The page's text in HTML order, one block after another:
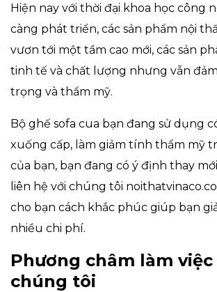
Hiện nay với thời đại khoa học công
càng phát triển, các sản phẩm nội
vươn tới một tầm cao mới, các sản
tinh tế và chất lượng nhưng vẫn
trọng và thẩm mỹ.
Bộ ghế sofa cua bạn đang sử dụng
xuống cấp, làm giảm tính thẩm mỹ
của bạn, bạn đang có ý định thay
liên hệ với chúng tôi
cho bạn cách khắc phúc giúp bạn
nhiều chi phí.
Phương châm làm việc
chúng tôi